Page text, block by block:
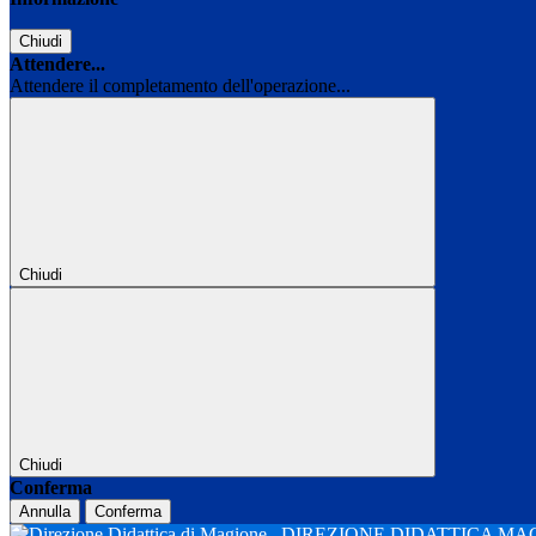
Chiudi
Attendere...
Attendere il completamento dell'operazione...
Chiudi
Chiudi
Conferma
Annulla Conferma